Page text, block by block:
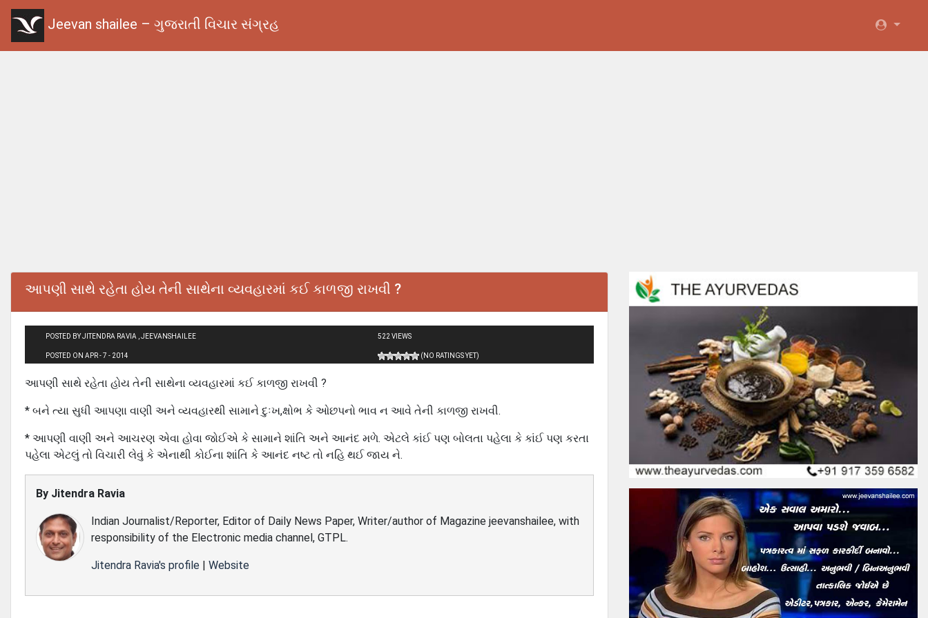
Jeevan shailee – ગુજરાતી વિચાર સંગ્રહ
આપણી સાથે રહેતા હોય તેની સાથેના વ્યવહારમાં કઈ કાળજી રાખવી ?
POSTED BY JITENDRA RAVIA , JEEVANSHAILEE
POSTED ON APR - 7 - 2014
522 VIEWS
(NO RATINGS YET)
આપણી સાથે રહેતા હોય તેની સાથેના વ્યવહારમાં કઈ કાળજી રાખવી ?
* બને ત્યા સુધી આપણા વાણી અને વ્યવહારથી સામાને દુઃખ,ક્ષોભ કે ઓછપનો ભાવ ન આવે તેની કાળજી રાખવી.
* આપણી વાણી અને આચરણ એવા હોવા જોઈએ કે સામાને શાંતિ અને આનંદ મળે. એટલે કાંઈ પણ બોલતા પહેલા કે કાંઈ પણ કરતા
પહેલા એટલું તો વિચારી લેવું કે એનાથી કોઈના શાંતિ કે આનંદ નષ્ટ તો નહિ થઈ જાય ને.
By Jitendra Ravia
Indian Journalist/Reporter, Editor of Daily News Paper, Writer/author of Magazine jeevanshailee, with
responsibility of the Electronic media channel, GTPL.
Jitendra Ravia's profile | Website